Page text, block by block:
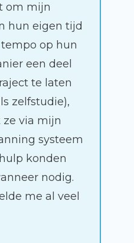
om mijn
hun eigen tijd
op hun
een deel
te laten
zelfstudie),
via mijn
systeem
konden
nodig.
me al veel